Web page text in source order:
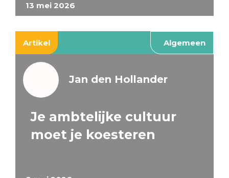
13 mei 2026
Artikel Algemeen
Jan den Hollander
Je ambtelijke cultuur
moet je koesteren